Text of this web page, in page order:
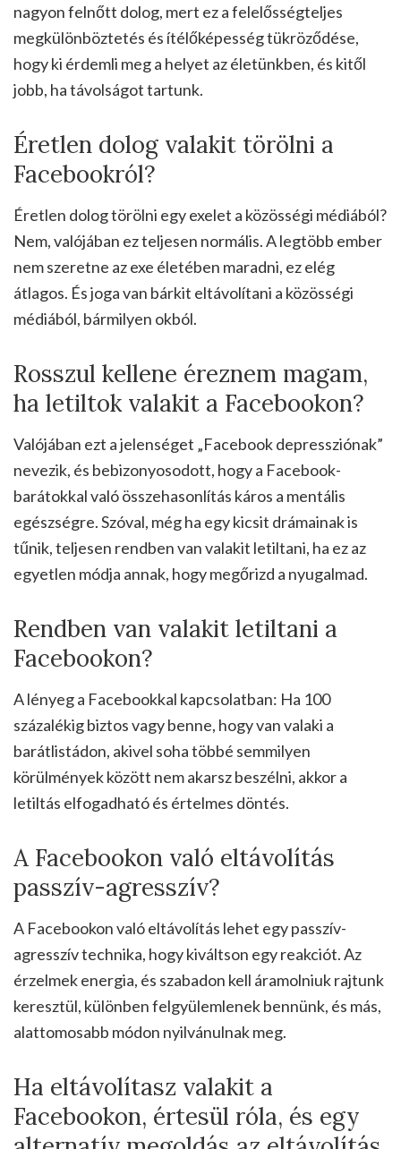
nagyon felnőtt dolog, mert ez a felelősségteljes
megkülönböztetés és ítélőképesség tükröződése,
hogy ki érdemli meg a helyet az életünkben, és kitől
jobb, ha távolságot tartunk.
Éretlen dolog valakit törölni a
Facebookról?
Éretlen dolog törölni egy exelet a közösségi médiából?
Nem, valójában ez teljesen normális. A legtöbb ember
nem szeretne az exe életében maradni, ez elég
átlagos. És joga van bárkit eltávolítani a közösségi
médiából, bármilyen okból.
Rosszul kellene éreznem magam,
ha letiltok valakit a Facebookon?
Valójában ezt a jelenséget „Facebook depressziónak”
nevezik, és bebizonyosodott, hogy a Facebook-
barátokkal való összehasonlítás káros a mentális
egészségre. Szóval, még ha egy kicsit drámainak is
tűnik, teljesen rendben van valakit letiltani, ha ez az
egyetlen módja annak, hogy megőrizd a nyugalmad.
Rendben van valakit letiltani a
Facebookon?
A lényeg a Facebookkal kapcsolatban: Ha 100
százalékig biztos vagy benne, hogy van valaki a
barátlistádon, akivel soha többé semmilyen
körülmények között nem akarsz beszélni, akkor a
letiltás elfogadható és értelmes döntés.
A Facebookon való eltávolítás
passzív-agresszív?
A Facebookon való eltávolítás lehet egy passzív-
agresszív technika, hogy kiváltson egy reakciót. Az
érzelmek energia, és szabadon kell áramolniuk rajtunk
keresztül, különben felgyülemlenek bennünk, és más,
alattomosabb módon nyilvánulnak meg.
Ha eltávolítasz valakit a
Facebookon, értesül róla, és egy